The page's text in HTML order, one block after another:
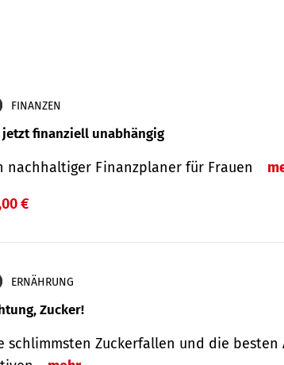
FINANZEN
jetzt finanziell unabhängig
nachhaltiger Finanzplaner für Frauen
€
ERNÄHRUNG
Zucker!
schlimmsten Zucker­fallen und die